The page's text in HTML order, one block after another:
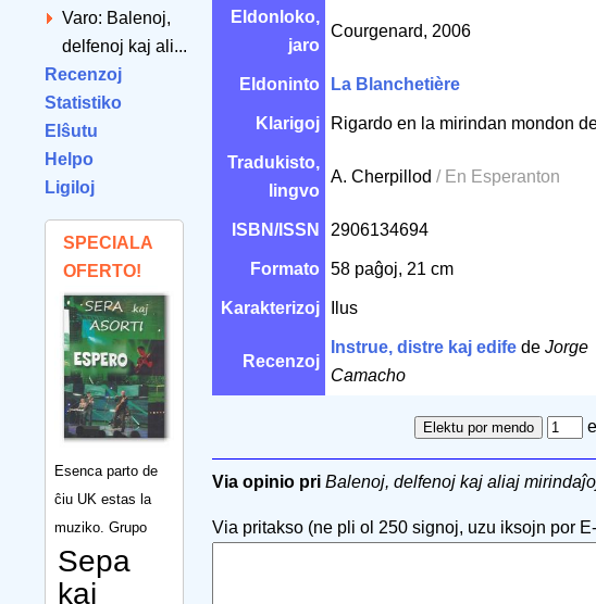
Varo: Balenoj,
delfenoj kaj ali...
Recenzoj
Statistiko
Elŝutu
Helpo
Ligiloj
SPECIALA
OFERTO!
Esenca parto de
ĉiu UK estas la
muziko. Grupo
Sepa
kaj
Eldonloko,
jaro
Courgenard, 2006
Eldoninto La Blanchetière
Klarigoj Rigardo en la mirindan mondon
Tradukisto,
lingvo
A. Cherpillod / En Esperanton
ISBN/ISSN 2906134694
Formato 58 paĝoj, 21 cm
Karakterizoj Ilus
Recenzoj
Instrue, distre kaj edife de Jorge
Camacho
Via opinio pri Balenoj, delfenoj kaj aliaj
Via pritakso (ne pli ol 250 signoj, uzu iksojn por